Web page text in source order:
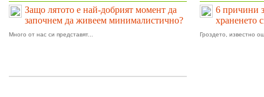
Защо лятото е най-добрият момент да
започнем да живеем минималистично?
Много от нас си представят...
6 причини
храненето
Гроздето, известно